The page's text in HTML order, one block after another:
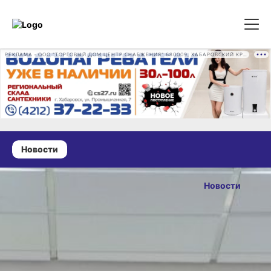
Новости
01 декабря 2025 г., 13:15
площадь
Новости